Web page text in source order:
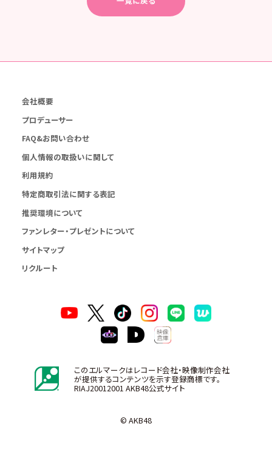
会社概要
プロデューサー
FAQ&お問い合わせ
個人情報の取扱いに関して
利用規約
特定商取引法に関する表記
推奨環境について
ファンレター・プレゼントについて
サイトマップ
リクルート
このエルマークはレコード会社・映像制作会社
が提供するコンテンツを示す登録商標です。
RIAJ20012001 AKB48公式サイト
© AKB48